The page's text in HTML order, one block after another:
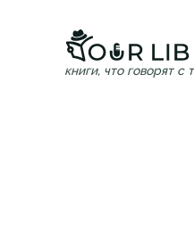
книги, что говорят с